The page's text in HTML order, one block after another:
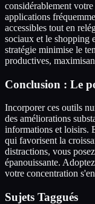
considérablement
applications
accessibles tout en
sociaux et le shopping
stratégie minimise le
productives,
Conclusion : Le
Incorporer ces outils
des améliorations
informations et loisirs.
qui favorisent la
distractions, vous
épanouissante.
votre concentration
Sujets Taggués